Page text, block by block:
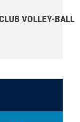
VOLLEY-BALL